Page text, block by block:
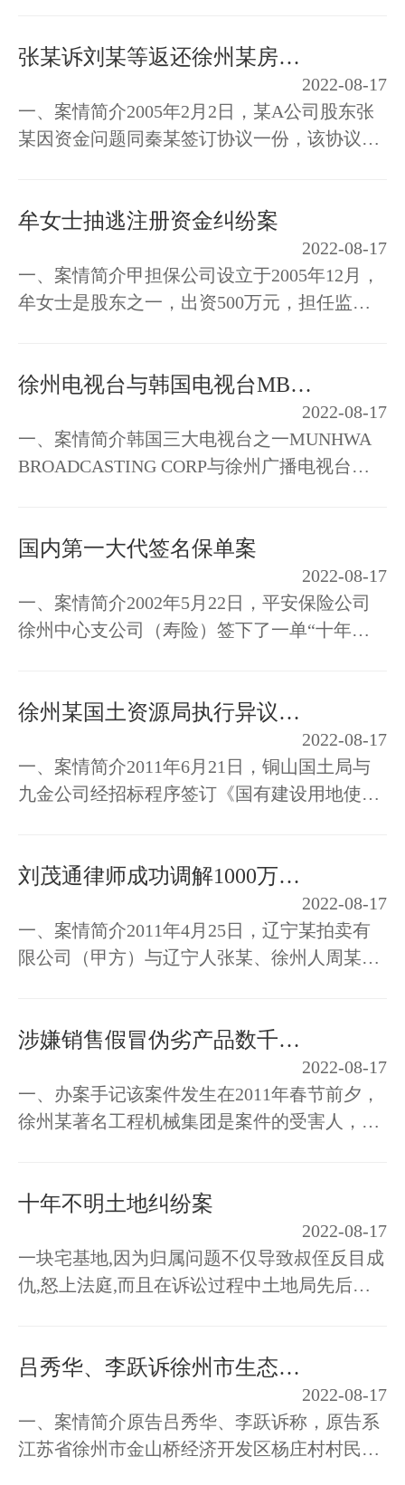
张某诉刘某等返还徐州某房地产公司股权案件
2022-08-17
一、案情简介2005年2月2日，某A公司股东张
某因资金问题同秦某签订协议一份，该协议约
牟女士抽逃注册资金纠纷案
2022-08-17
一、案情简介甲担保公司设立于2005年12月，
牟女士是股东之一，出资500万元，担任监
徐州电视台与韩国电视台MBC知识产权纠纷
2022-08-17
一、案情简介韩国三大电视台之一MUNHWA
BROADCASTING CORP与徐州广播电视台侵
相…
国内第一大代签名保单案
2022-08-17
一、案情简介2002年5月22日，平安保险公司
徐州中心支公司（寿险）签下了一单“十年期
徐州某国土资源局执行异议之诉
2022-08-17
一、案情简介2011年6月21日，铜山国土局与
九金公司经招标程序签订《国有建设用地使用
刘茂通律师成功调解1000万拍卖保证金
2022-08-17
一、案情简介2011年4月25日，辽宁某拍卖有
限公司（甲方）与辽宁人张某、徐州人周某
涉嫌销售假冒伪劣产品数千万元 嫌疑人春节前获释放
2022-08-17
一、办案手记该案件发生在2011年春节前夕，
徐州某著名工程机械集团是案件的受害人，涉
十年不明土地纠纷案
2022-08-17
一块宅基地,因为归属问题不仅导致叔侄反目成
仇,怒上法庭,而且在诉讼过程中土地局先后出
吕秀华、李跃诉徐州市生态环境局、江苏省生态环境厅政府信息公开答复及行政复议决定案
2022-08-17
一、案情简介原告吕秀华、李跃诉称，原告系
江苏省徐州市金山桥经济开发区杨庄村村民，